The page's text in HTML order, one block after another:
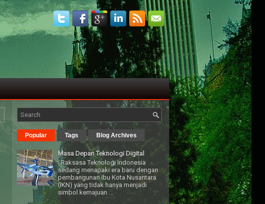
Popular Tags Blog Archives
Masa Depan Teknologi Digital
Raksasa Teknologi Indonesia
sedang menapaki era baru dengan
pembangunan Ibu Kota Nusantara
(IKN) yang tidak hanya menjadi
simbol kemajuan ...